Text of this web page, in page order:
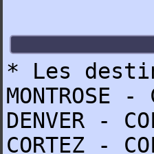
* Les
MONTROSE -
DENVER -
CORTEZ -